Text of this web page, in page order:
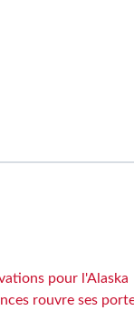
pour l'Alaska
rouvre ses